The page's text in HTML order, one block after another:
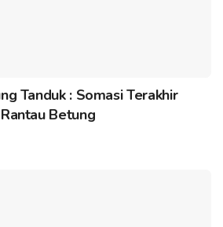
Tanduk : Somasi Terakhir
Betung